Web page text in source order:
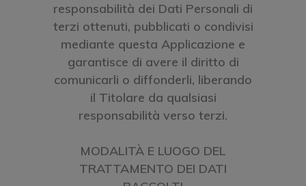
responsabilità dei Dati Personali di
terzi ottenuti, pubblicati o condivisi
mediante questa Applicazione e
garantisce di avere il diritto di
comunicarli o diffonderli, liberando
il Titolare da qualsiasi
responsabilità verso terzi.
MODALITÀ E LUOGO DEL
TRATTAMENTO DEI DATI